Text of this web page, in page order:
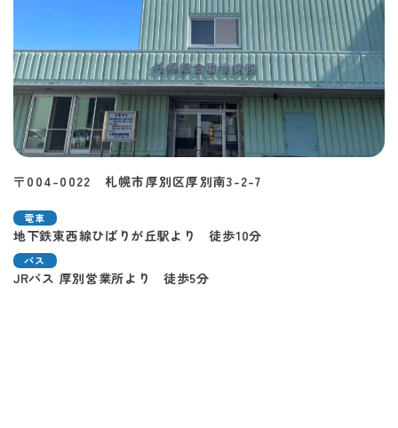
〒004-0022 札幌市厚別区厚別南3-2-7
電車
地下鉄東西線ひばりが丘駅より 徒歩10分
バス
JRバス 厚別営業所より 徒歩5分